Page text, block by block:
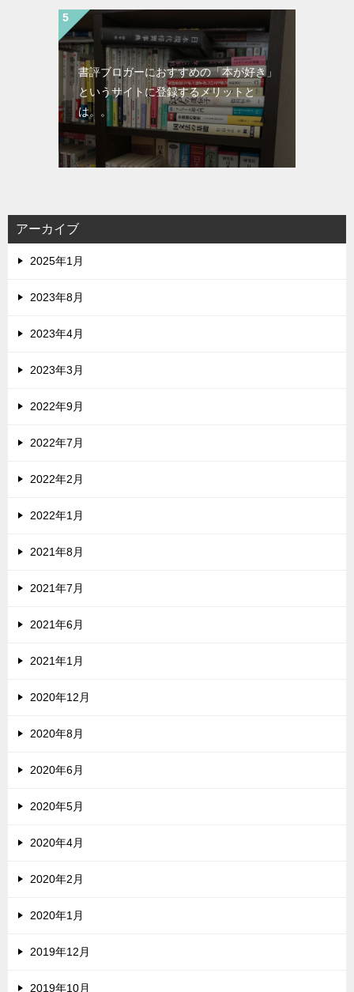
書評ブロガーにおすすめの「本が好き」
というサイトに登録するメリットと
は。。
アーカイブ
2025年1月
2023年8月
2023年4月
2023年3月
2022年9月
2022年7月
2022年2月
2022年1月
2021年8月
2021年7月
2021年6月
2021年1月
2020年12月
2020年8月
2020年6月
2020年5月
2020年4月
2020年2月
2020年1月
2019年12月
2019年10月